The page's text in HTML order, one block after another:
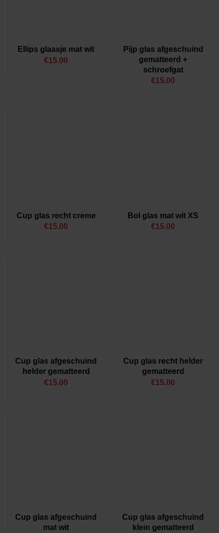
Ellips glaasje mat wit
€15.00
Pijp glas afgeschuind
gematteerd +
schroefgat
€15.00
Cup glas recht creme
€15.00
Bol glas mat wit XS
€15.00
Cup glas afgeschuind
helder gematteerd
€15.00
Cup glas recht helder
gematteerd
€15.00
Cup glas afgeschuind
mat wit
Cup glas afgeschuind
klein gematteerd